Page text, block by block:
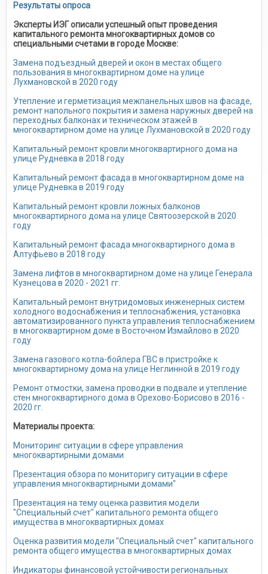
Результаты опроса
Эксперты ИЭГ описали успешный опыт проведения
капитального ремонта многоквартирных домов со
специальными счетами в городе Москве:
Замена подъездный дверей и окон в местах общего
пользования в многоквартирном доме на улице
Лухмановской в 2020 году
Утепление и герметизация межпанельных швов на фасаде,
ремонт напольного покрытия и замена наружных дверей на
переходных балконах и техническом этажей в
многоквартирном доме на улице Лухмановской в 2020 году
Капитальный ремонт кровли многоквартирного дома на
улице Рудневка в 2018 году
Капитальный ремонт фасада в многоквартирном доме на
улице Рудневка в 2019 году
Капитальный ремонт кровли ложных балконов
многоквартирного дома на улице Святоозерской в 2020
году
Капитальный ремонт фасада многоквартирного дома в
Алтуфьево в 2018 году
Замена лифтов в многоквартирном доме на улице Генерала
Кузнецова в 2020 - 2021 гг.
Капитальный ремонт внутридомовых инженерных систем
холодного водоснабжения и теплоснабжения, установка
автоматизированного пункта управления теплоснабжением
в многоквартирном доме в Восточном Измайлово в 2020
году
Замена газового котла-бойлера ГВС в пристройке к
многоквартирному дома на улице Неглинной в 2019 году
Ремонт отмостки, замена проводки в подвале и утепление
стен многоквартирного дома в Орехово-Борисово в 2016 -
2020 гг.
Материалы проекта:
Мониторинг ситуации в сфере управления
многоквартирными домами
Презентация обзора по мониторигу ситуации в сфере
управления многоквартирными домами"
Презентация на тему оценка развития модели
"Специальный счет" капитального ремонта общего
имущества в многоквартирных домах
Оценка развития модели "Специальный счет" капитального
ремонта общего имущества в многоквартирных домах
Индикаторы финансовой устойчивости региональных